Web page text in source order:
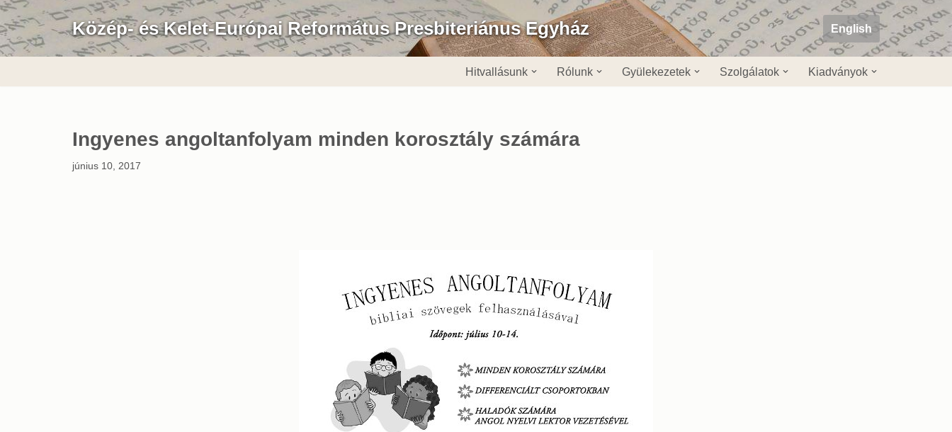
Skip
to
Közép- és Kelet-Európai Református Presbiteriánus Egyház English
Hitvallásunk Rólunk Gyülekezetek Szolgálatok Kiadványok
Ingyenes angoltanfolyam minden korosztály számára
június 10, 2017